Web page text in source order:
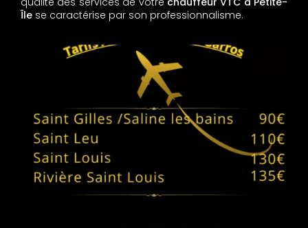
Île se caractérise par son professionnalisme.